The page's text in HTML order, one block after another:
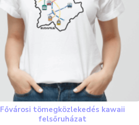
Fővárosi tömegközlekedés kawaii
felsőruházat